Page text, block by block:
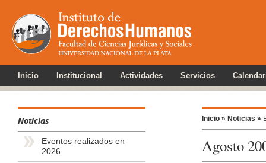
Inicio Institucional Actividades Servicios
Noticias
Eventos realizados en
2026
Inicio » Noticias »
Agosto